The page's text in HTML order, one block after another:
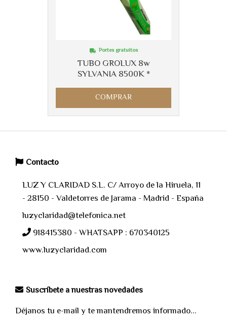
TUBO GROLUX 8w
SYLVANIA 8500K *
Portes gratuitos
COMPRAR
Contacto
LUZ Y CLARIDAD S.L. C/ Arroyo de la Hiruela, 11
- 28150 - Valdetorres de Jarama - Madrid - España
luzyclaridad@telefonica.net
918415380 - WHATSAPP : 670340125
www.luzyclaridad.com
Suscríbete a nuestras novedades
Déjanos tu e-mail y te mantendremos informado...